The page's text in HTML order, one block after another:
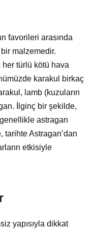
favorileri arasında
malzemedir.
türlü kötü hava
karakul birkaç
lamb (kuzuların
İlginç bir şekilde,
genellikle astragan
tarihte Astragan’dan
etkisiyle
yapısıyla dikkat